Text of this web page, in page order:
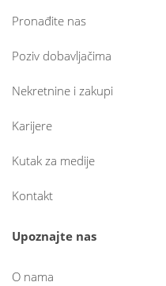
Pronađite nas
Poziv dobavljačima
Nekretnine i zakupi
Karijere
Kutak za medije
Kontakt
Upoznajte nas
O nama